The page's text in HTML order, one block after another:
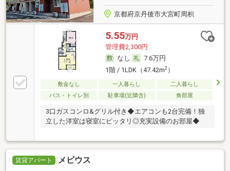
京都府京丹後市大宮町周枳
5.55万円
管理費2,300円
なし
7.6万円
1階 / 1LDK（47.42m2）
敷金なし 一人暮らし
二人暮らし
バス・トイレ別
駐車場(近隣含) 角部屋
3口ガスコンロ&グリル付き◆エアコンも2台完備！独
立した洋室は寝室にピッタリ◎充実設備のお部屋◆
賃貸アパート メビウス